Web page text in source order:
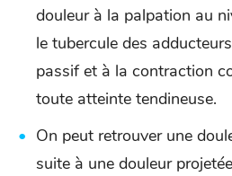
douleur à la palpation au
le tubercule des
passif et à la contraction
toute atteinte tendineuse.
On peut retrouver une
suite à une douleur